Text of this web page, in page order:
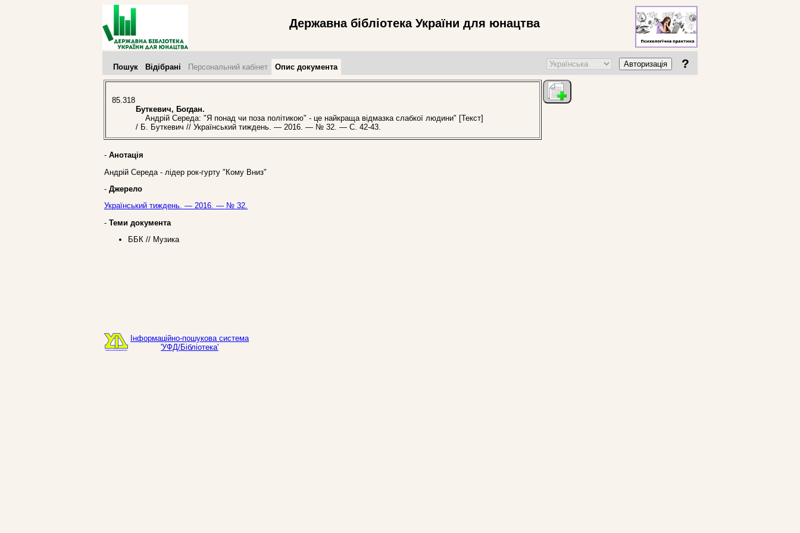
Державна бібліотека України для юнацтва
Пошук Відібрані Персональний кабінет Опис документа Авторизація ?
85.318
Буткевич, Богдан.
Андрій Середа: "Я понад чи поза політикою" - це найкраща відмазка слабкої людини" [Текст]
/ Б. Буткевич // Український тиждень. — 2016. — № 32. — С. 42-43.
- Анотація
Андрій Середа - лідер рок-гурту "Кому Вниз"
- Джерело
Український тиждень. — 2016. — № 32.
- Теми документа
ББК // Музика
Інформаційно-пошукова система
'УФД/Бібліотека'